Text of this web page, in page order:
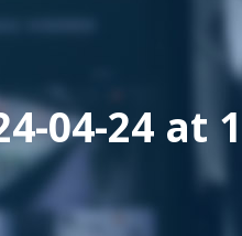
04-24 at